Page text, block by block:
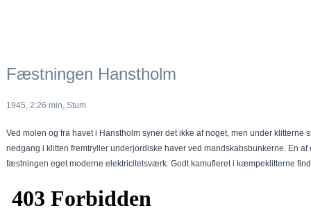
Fæstningen Hanstholm
1945, 2:26 min, Stum
Ved molen og fra havet i Hanstholm syner det ikke af noget, men under
nedgang i klitten fremtryller underjordiske haver ved mandskabsbunkerne. En
fæstningen eget moderne elektricitetsværk. Godt kamufleret i kæmpeklitterne